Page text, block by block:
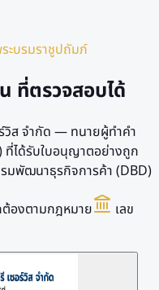
ะบรมราชูปถัมภ์
ที่ตรวจสอบได้
วิส จำกัด — ทนายผู้ทำคำ
ได้รับใบอนุญาตอย่างถูก
มพัฒนาธุรกิจการค้า (DBD)
องตามกฎหมาย
เลข